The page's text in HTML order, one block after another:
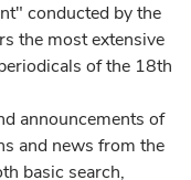
conducted by the
the most extensive
of the 18th
announcements of
and news from the
basic search,